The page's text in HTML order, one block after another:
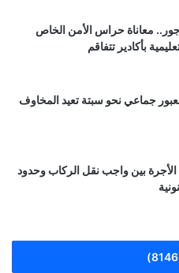
أجور.. معاناة حراس الأمن الخاص
بأكادير تتفاقم
جماعي نحو سبتة تعيد المخاوف
بين واجب نقل الركاب وحدود